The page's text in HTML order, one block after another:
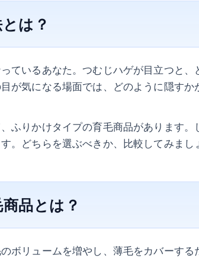
は？
ているあなた。つむじハゲが目立つと、
が気になる場面では、どのように隠すか
ふりかけタイプの育毛商品があります。
。どちらを選ぶべきか、比較してみまし
品とは？
ボリュームを増やし、薄毛をカバーする